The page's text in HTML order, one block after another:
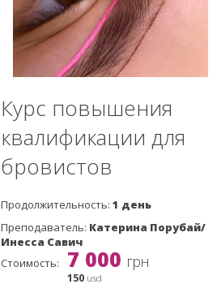
Курс повышения
квалификации для
бровистов
Продолжительность: 1 день
Преподаватель: Катерина Порубай/
Инесса Савич
Стоимость:
7 000 грн
150 usd